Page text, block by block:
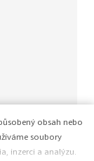
obsah nebo
soubory
inzerci a analýzu.